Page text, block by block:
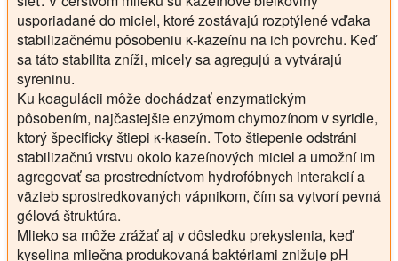
usporiadané do miciel, ktoré zostávajú rozptýlené vďaka
stabilizačnému pôsobeniu κ-kazeínu na ich povrchu. Keď
sa táto stabilita zníži, micely sa agregujú a vytvárajú
syreninu.
Ku koagulácii môže dochádzať enzymatickým
pôsobením, najčastejšie enzýmom chymozínom v syridle,
ktorý špecificky štiepi κ-kaseín. Toto štiepenie odstráni
stabilizačnú vrstvu okolo kazeínových miciel a umožní im
agregovať sa prostredníctvom hydrofóbnych interakcií a
väzieb sprostredkovaných vápnikom, čím sa vytvorí pevná
gélová štruktúra.
Mlieko sa môže zrážať aj v dôsledku prekyslenia, keď
kyselina mliečna produkovaná baktériami znižuje pH